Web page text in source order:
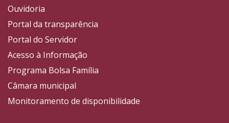
Ouvidoria
Portal da transparência
Portal do Servidor
Acesso à Informação
Programa Bolsa Família
Câmara municipal
Monitoramento de disponibilidade